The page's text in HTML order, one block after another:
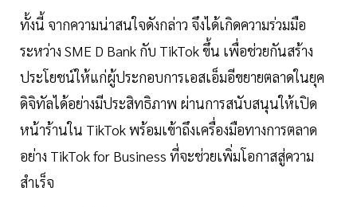
ทั้งนี้ จากความน่าสนใจดังกล่าว จึงได้เกิดความร่วมมือ
ระหว่าง SME D Bank กับ TikTok ขึ้น เพื่อช่วยกันสร้าง
ประโยชน์ให้แก่ผู้ประกอบการเอสเอ็มอีขยายตลาดในยุค
ดิจิทัลได้อย่างมีประสิทธิภาพ ผ่านการสนับสนุนให้เปิด
หน้าร้านใน TikTok พร้อมเข้าถึงเครื่องมือทางการตลาด
อย่าง TikTok for Business ที่จะช่วยเพิ่มโอกาสสู่ความ
สำเร็จ